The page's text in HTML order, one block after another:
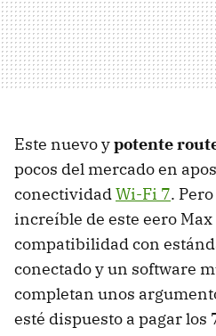
Este nuevo ypotente
pocos del mercado en
conectividadWi-Fi 7.
increíble de este eero
compatibilidad con
conectado y un software
completan unos
esté dispuesto a pagar los